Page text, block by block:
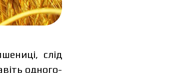
слід
одного-